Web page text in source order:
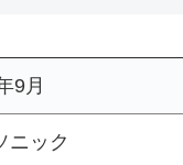
9月
ニック